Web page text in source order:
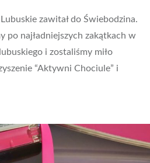
zawitał do Świebodzina.
po najładniejszych zakątkach w
i zostaliśmy miło
“Aktywni Chociule” i